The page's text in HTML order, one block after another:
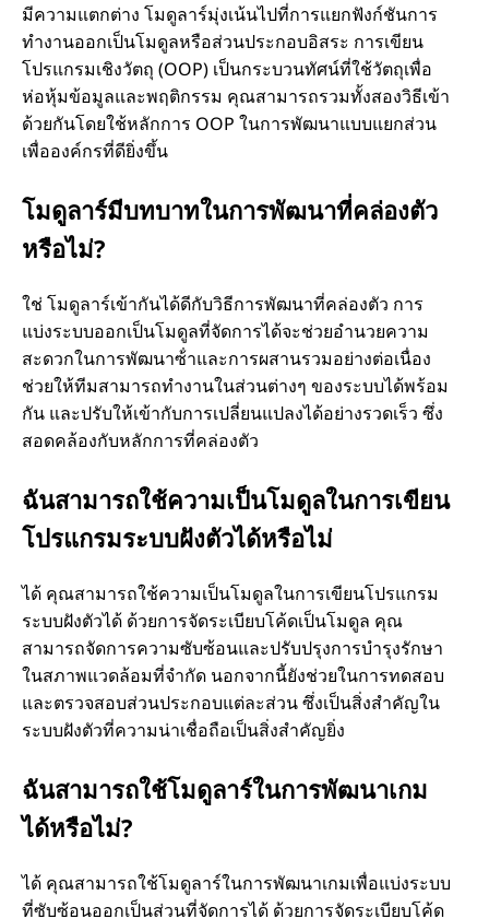
มีความแตกต่าง โมดูลาร์มุ่งเน้นไปที่การแยกฟังก์ชันการ
ทํางานออกเป็นโมดูลหรือส่วนประกอบอิสระ การเขียน
โปรแกรมเชิงวัตถุ (OOP) เป็นกระบวนทัศน์ที่ใช้วัตถุเพื่อ
ห่อหุ้มข้อมูลและพฤติกรรม คุณสามารถรวมทั้งสองวิธีเข้า
ด้วยกันโดยใช้หลักการ OOP ในการพัฒนาแบบแยกส่วน
เพื่อองค์กรที่ดียิ่งขึ้น
โมดูลาร์มีบทบาทในการพัฒนาที่คล่องตัว
หรือไม่?
ใช่ โมดูลาร์เข้ากันได้ดีกับวิธีการพัฒนาที่คล่องตัว การ
แบ่งระบบออกเป็นโมดูลที่จัดการได้จะช่วยอํานวยความ
สะดวกในการพัฒนาซ้ําและการผสานรวมอย่างต่อเนื่อง
ช่วยให้ทีมสามารถทํางานในส่วนต่างๆ ของระบบได้พร้อม
กัน และปรับให้เข้ากับการเปลี่ยนแปลงได้อย่างรวดเร็ว ซึ่ง
สอดคล้องกับหลักการที่คล่องตัว
ฉันสามารถใช้ความเป็นโมดูลในการเขียน
โปรแกรมระบบฝังตัวได้หรือไม่
ได้ คุณสามารถใช้ความเป็นโมดูลในการเขียนโปรแกรม
ระบบฝังตัวได้ ด้วยการจัดระเบียบโค้ดเป็นโมดูล คุณ
สามารถจัดการความซับซ้อนและปรับปรุงการบํารุงรักษา
ในสภาพแวดล้อมที่จํากัด นอกจากนี้ยังช่วยในการทดสอบ
และตรวจสอบส่วนประกอบแต่ละส่วน ซึ่งเป็นสิ่งสําคัญใน
ระบบฝังตัวที่ความน่าเชื่อถือเป็นสิ่งสําคัญยิ่ง
ฉันสามารถใช้โมดูลาร์ในการพัฒนาเกม
ได้หรือไม่?
ได้ คุณสามารถใช้โมดูลาร์ในการพัฒนาเกมเพื่อแบ่งระบบ
ที่ซับซ้อนออกเป็นส่วนที่จัดการได้ ด้วยการจัดระเบียบโค้ด